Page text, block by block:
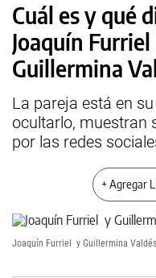
Cuál es y qué
Joaquín
Guillermina
La pareja está en
ocultarlo, muestran
por las redes
+ Agregar
Joaquín Furriel y Guillermina Valdés